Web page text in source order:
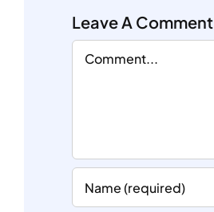
Leave A Comment
Comment